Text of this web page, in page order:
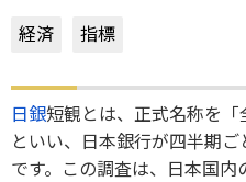
経済 指標
日銀短観とは、正式名称を「
といい、日本銀行が四半期
です。この調査は、日本国